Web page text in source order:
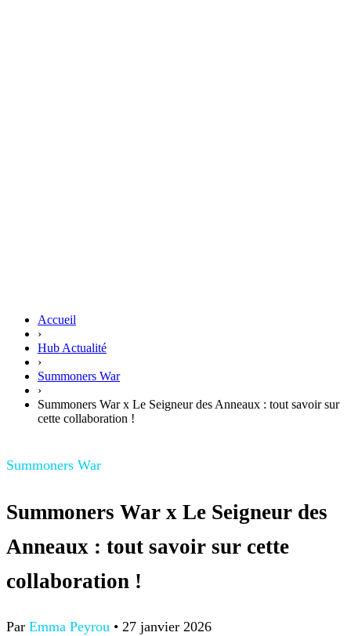
Accueil
›
Hub Actualité
›
Summoners War
›
Summoners War x Le Seigneur des Anneaux : tout savoir sur
cette collaboration !
Summoners War
Summoners War x Le Seigneur des
Anneaux : tout savoir sur cette
collaboration !
Par Emma Peyrou • 27 janvier 2026